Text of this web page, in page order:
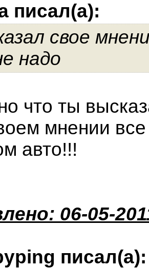
писал(а):
свое
надо
что ты
мнении
авто!!!
06-05-
писал(а):